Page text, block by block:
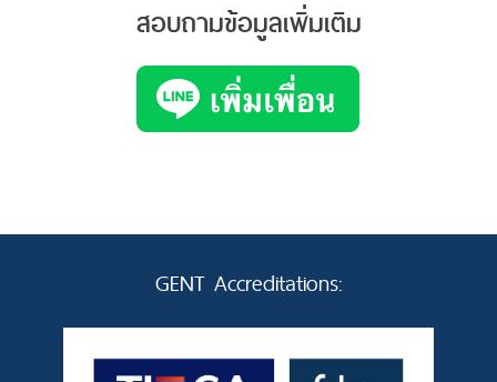
สอบถามข้อมูลเพิ่มเติม
GENT Accreditations: